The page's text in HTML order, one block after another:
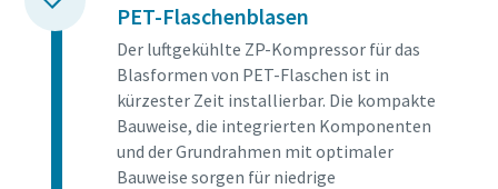
PET-Flaschenblasen
Der luftgekühlte ZP-Kompressor für das
Blasformen von PET-Flaschen ist in
kürzester Zeit installierbar. Die kompakte
Bauweise, die integrierten Komponenten
und der Grundrahmen mit optimaler
Bauweise sorgen für niedrige